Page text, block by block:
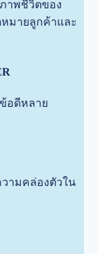
าพชีวิตของ
มายลูกค้าและ
อดีหลาย
วามคล่องตัวใน